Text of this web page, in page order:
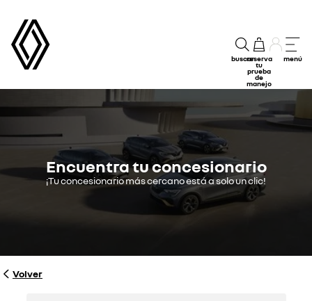
buscarreserva
tu
prueba
de
manejo
menú
Encuentra tu concesionario
¡Tu concesionario más cercano está a solo un clic!
Volver